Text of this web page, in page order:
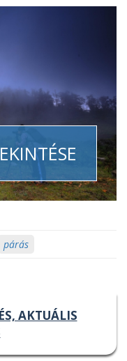
párás
AKTUÁLIS